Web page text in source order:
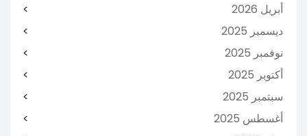
أبريل 2026
ديسمبر 2025
نوفمبر 2025
أكتوبر 2025
سبتمبر 2025
أغسطس 2025